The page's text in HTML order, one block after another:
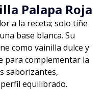
Palapa Roja
a la receta; solo tiñe
base blanca. Su
como vainilla dulce y
para complementar la
saborizantes,
equilibrado.